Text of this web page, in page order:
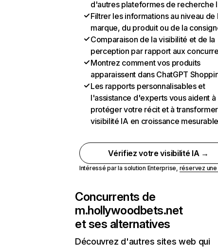
d'autres plateformes de recherche
Filtrer les informations au niveau de
marque, du produit ou de la
Comparaison de la visibilité et de la
perception par rapport aux
Montrez comment vos produits
apparaissent dans ChatGPT
Les rapports personnalisables et
l'assistance d'experts vous aident à
protéger votre récit et à
visibilité IA en croissance
Vérifiez votre visibilité IA →
Intéressé par la solution Enterprise, réservez
Concurrents de
m.hollywoodbets.net
et ses alternatives
Découvrez d'autres sites web qui